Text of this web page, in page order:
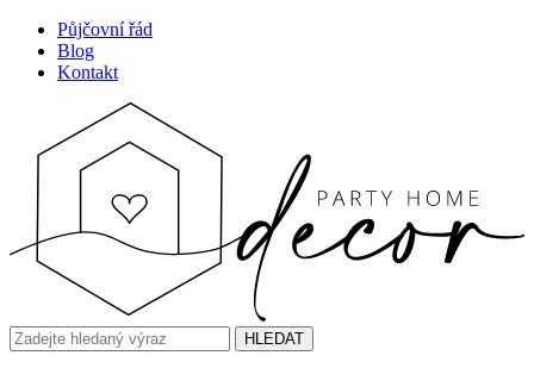
Půjčovní řád
Blog
Kontakt
HLEDAT